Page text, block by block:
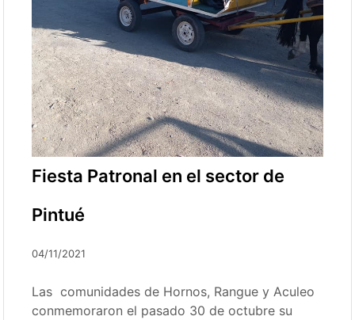
Fiesta Patronal en el sector de
Pintué
04/11/2021
Las comunidades de Hornos, Rangue y Aculeo
conmemoraron el pasado 30 de octubre su